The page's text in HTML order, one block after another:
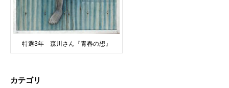
特選3年 森川さん『青春の想』
カテゴリ